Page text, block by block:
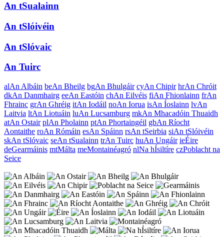
An tSualainn
An tSlóivéin
An tSlóvaic
An Tuirc
alAn Albáin beAn Bheilg bgAn Bhulgáir cyAn Chipir hrAn Chróit
dkAn Danmhairg eeAn Eastóin chAn Eilvéis fiAn Fhionlainn frAn
Fhrainc grAn Ghréig itAn Iodáil noAn Iorua isAn Íoslainn lvAn
Laitvia ltAn Liotuáin luAn Lucsamburg mkAn Mhacadóin Thuaidh
atAn Ostair plAn Pholainn ptAn Phortaingéil gbAn Ríocht
Aontaithe roAn Rómáin esAn Spáinn rsAn tSeirbia siAn tSlóivéin
skAn tSlóvaic seAn tSualainn trAn Tuirc huAn Ungáir ieÉire
deGearmáinis mtMálta meMontainéagró nlNa hÍsiltíre czPoblacht na
Seice